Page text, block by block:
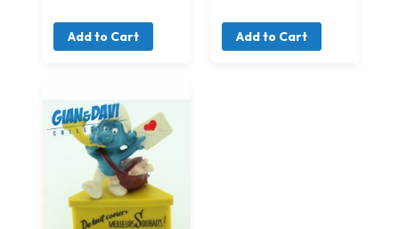
Add to Cart Add to Cart